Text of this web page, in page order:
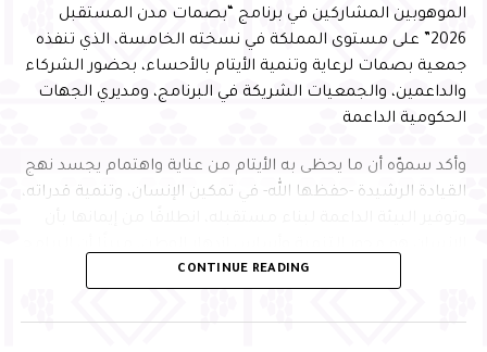
الموهوبين المشاركين في برنامج “بصمات مدن المستقبل
2026” على مستوى المملكة في نسخته الخامسة، الذي تنفذه
جمعية بصمات لرعاية وتنمية الأيتام بالأحساء، بحضور الشركاء
والداعمين، والجمعيات الشريكة في البرنامج، ومديري الجهات
الحكومية الداعمة
وأكد سموّه أن ما يحظى به الأيتام من عناية واهتمام يجسد نهج
القيادة الرشيدة -حفظها الله- في تمكين الإنسان، وتنمية قدراته،
النوعية التي تجمع التعليم والابتكار وبناء الشخصية تسهم في
الإسهام بفاعلية في مسيرة التنمية، وتحقيق مستهدفات رؤية
CONTINUE READING